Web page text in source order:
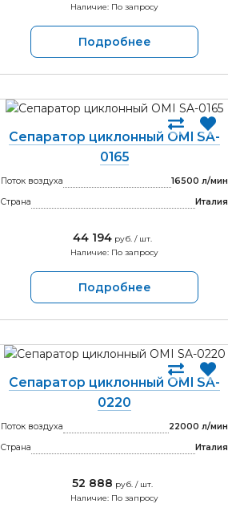
Наличие: По запросу
Подробнее
Сепаратор циклонный OMI SA-
0165
Поток воздуха
16500 л/мин
Страна
Италия
44 194 руб. / шт.
Наличие: По запросу
Подробнее
Сепаратор циклонный OMI SA-
0220
Поток воздуха
22000 л/мин
Страна
Италия
52 888 руб. / шт.
Наличие: По запросу